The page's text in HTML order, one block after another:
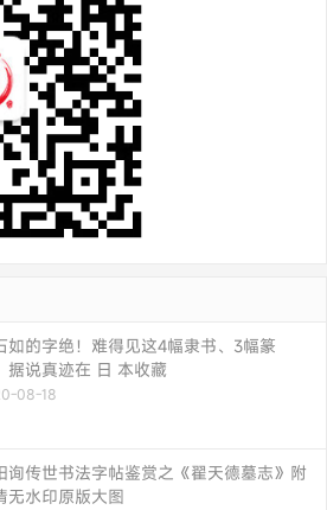
如的字绝！难得见这4幅隶书、3幅篆
据说真迹在 日 本收藏
08-18
询传世书法字帖鉴赏之《翟天德墓志》附
无水印原版大图